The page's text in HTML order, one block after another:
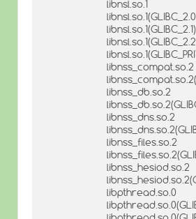
libnsl.so.1
libnsl.so.1(GLIBC_2.1)
libnss_compat.so.2
libnss_db.so.2
libnss_dns.so.2
libnss_files.so.2
libnss_hesiod.so.2
libpthread.so.0